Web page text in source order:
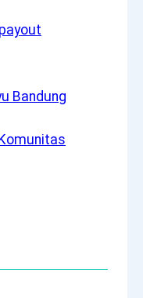
Bandung